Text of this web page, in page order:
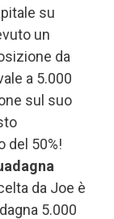
su
un
da
a 5.000
sul suo
del 50%!
da Joe è
5.000